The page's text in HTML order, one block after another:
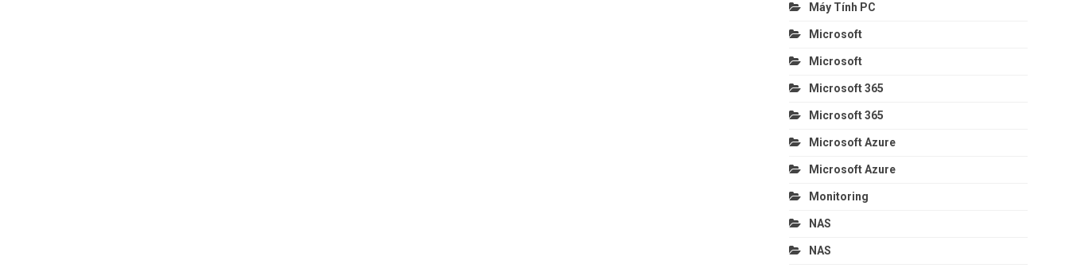
Máy Tính PC
Microsoft
Microsoft
Microsoft 365
Microsoft 365
Microsoft Azure
Microsoft Azure
Monitoring
NAS
NAS